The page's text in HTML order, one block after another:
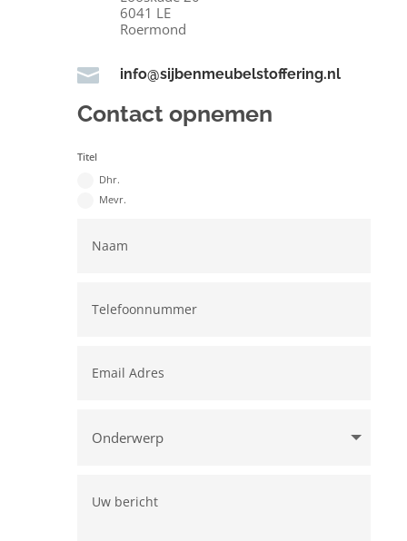
6041 LE
Roermond
 info@sijbenmeubelstoffering.nl
Contact opnemen
Titel
Dhr.
Mevr.